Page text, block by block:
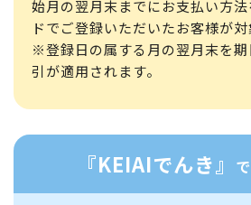
始月の翌月末までにお支払い方
ドでご登録いただいたお客様が対
※登録日の属する月の翌月末を
引が適用されます。
『KEIAIでんき』